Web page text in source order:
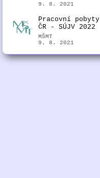
9. 8. 2021
Pracovní pobyty
ČR - SÚJV 2022
MŠMT
9. 8. 2021